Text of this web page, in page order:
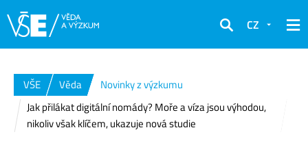
Hledat
CZ
VŠE Věda
Novinky z výzkumu
Jak přilákat digitální nomády? Moře a víza jsou výhodou,
nikoliv však klíčem, ukazuje nová studie